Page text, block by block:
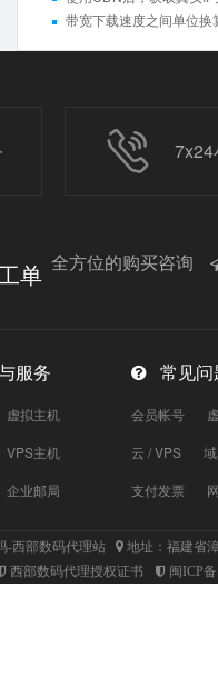
带宽下载速度之间单位换
单 全方位的购买咨询
服务
虚拟主机
VPS主机
企业邮局
常见问
会员帐号
云 / VPS
支付发票
-西部数码代理站
地址：福建省
西部数码代理授权证书 闽ICP